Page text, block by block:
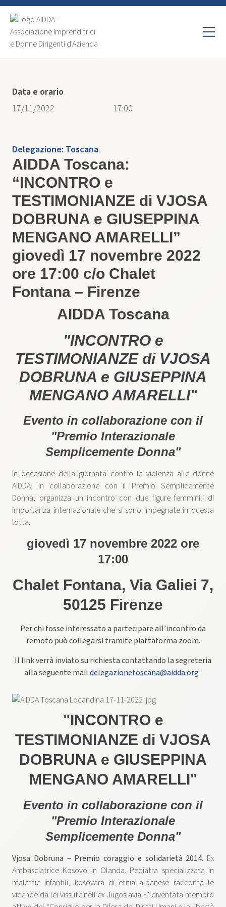
Delegazione: Toscana
AIDDA Toscana:
“INCONTRO e
TESTIMONIANZE di VJOSA
DOBRUNA e GIUSEPPINA
MENGANO AMARELLI”
giovedì 17 novembre 2022
ore 17:00 c/o Chalet
Fontana – Firenze
AIDDA Toscana
"INCONTRO e
TESTIMONIANZE di VJOSA
DOBRUNA e GIUSEPPINA
MENGANO AMARELLI"
Evento in collaborazione con il
"Premio Interazionale
Semplicemente Donna"
In occasione della giornata contro la violenza alle donne
AIDDA, in collaborazione con il Premio Semplicemente
Donna, organizza un incontro con due figure femminili di
importanza internazionale che si sono impegnate in questa
lotta.
giovedì 17 novembre 2022 ore
17:00
Chalet Fontana, Via Galiei 7,
50125 Firenze
Per chi fosse interessato a partecipare all’incontro da
remoto può collegarsi tramite piattaforma zoom.
Il link verrà inviato su richiesta contattando la segreteria
alla seguente maildelegazionetoscana@aidda.org
"INCONTRO e
TESTIMONIANZE di VJOSA
DOBRUNA e GIUSEPPINA
MENGANO AMARELLI"
Evento in collaborazione con il
"Premio Interazionale
Semplicemente Donna"
Vjosa Dobruna – Premio coraggio e solidarietà 2014. Ex
Ambasciatrice Kosovo in Olanda. Pediatra specializzata in
malattie infantili, kosovara di etnia albanese racconta le
vicende da lei vissute nell’ex-Jugoslavia E’ diventata membro
Data e orario
17/11/2022
17:00